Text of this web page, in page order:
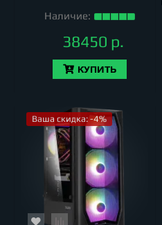
Наличие:
38450 р.
КУПИТЬ
Ваша скидка: -4%